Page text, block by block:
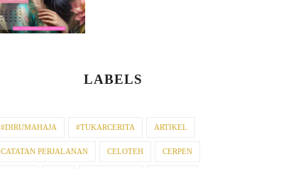
LABELS
#DIRUMAHAJA #TUKARCERITA ARTIKEL
CATATAN PERJALANAN CELOTEH CERPEN